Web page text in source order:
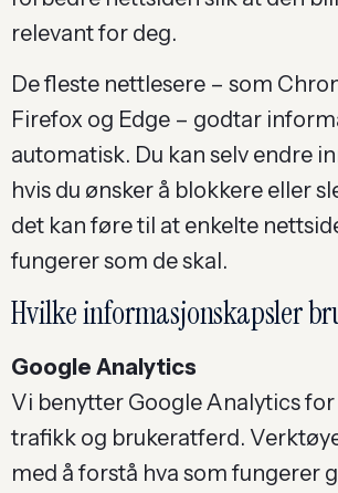
relevant for deg.
De fleste nettlesere – som
Firefox og Edge – godtar
automatisk. Du kan selv endre
hvis du ønsker å blokkere eller
det kan føre til at enkelte
fungerer som de skal.
Hvilke informasjonskapsler
Google Analytics
Vi benytter Google Analytics for
trafikk og brukeratferd.
med å forstå hva som fungerer